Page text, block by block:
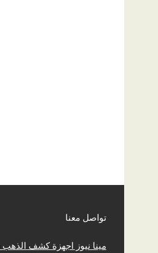
تواصل معنا
مينا نيوز اجهزة كشف الذهب